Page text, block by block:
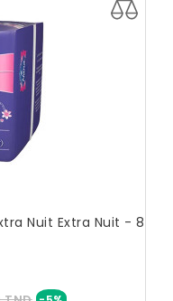
Nuit Extra Nuit - 8